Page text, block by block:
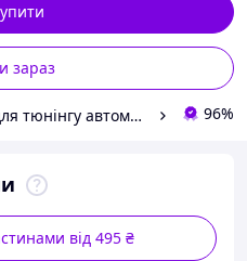
зараз
Продавець СвітАвто (товари для тюнінгу автомобілів ВАЗ) 96%
від 495 ₴